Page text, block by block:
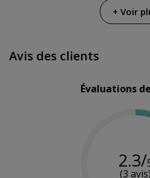
Secret
Effet
+ Voir
Avis des clients
Évaluations
2.3/
(3 avis)